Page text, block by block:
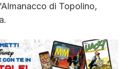
di Topolino,